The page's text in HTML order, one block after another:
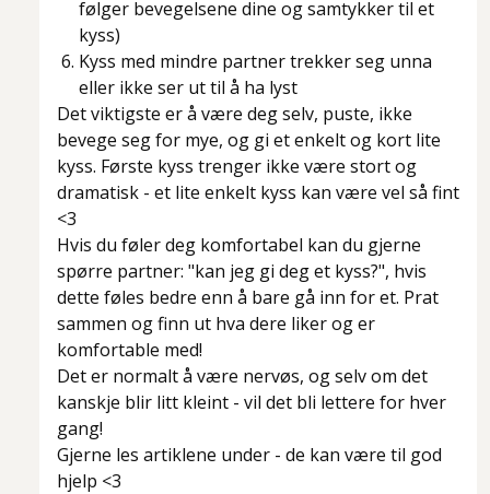
følger bevegelsene dine og samtykker til et
kyss)
Kyss med mindre partner trekker seg unna
eller ikke ser ut til å ha lyst
Det viktigste er å være deg selv, puste, ikke
bevege seg for mye, og gi et enkelt og kort lite
kyss. Første kyss trenger ikke være stort og
dramatisk - et lite enkelt kyss kan være vel så fint
<3
Hvis du føler deg komfortabel kan du gjerne
spørre partner: "kan jeg gi deg et kyss?", hvis
dette føles bedre enn å bare gå inn for et. Prat
sammen og finn ut hva dere liker og er
komfortable med!
Det er normalt å være nervøs, og selv om det
kanskje blir litt kleint - vil det bli lettere for hver
gang!
Gjerne les artiklene under - de kan være til god
hjelp <3